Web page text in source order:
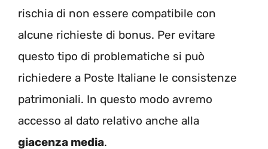
rischia di non essere compatibile con
alcune richieste di bonus. Per evitare
questo tipo di problematiche si può
richiedere a Poste Italiane le consistenze
patrimoniali. In questo modo avremo
accesso al dato relativo anche alla
giacenza media.